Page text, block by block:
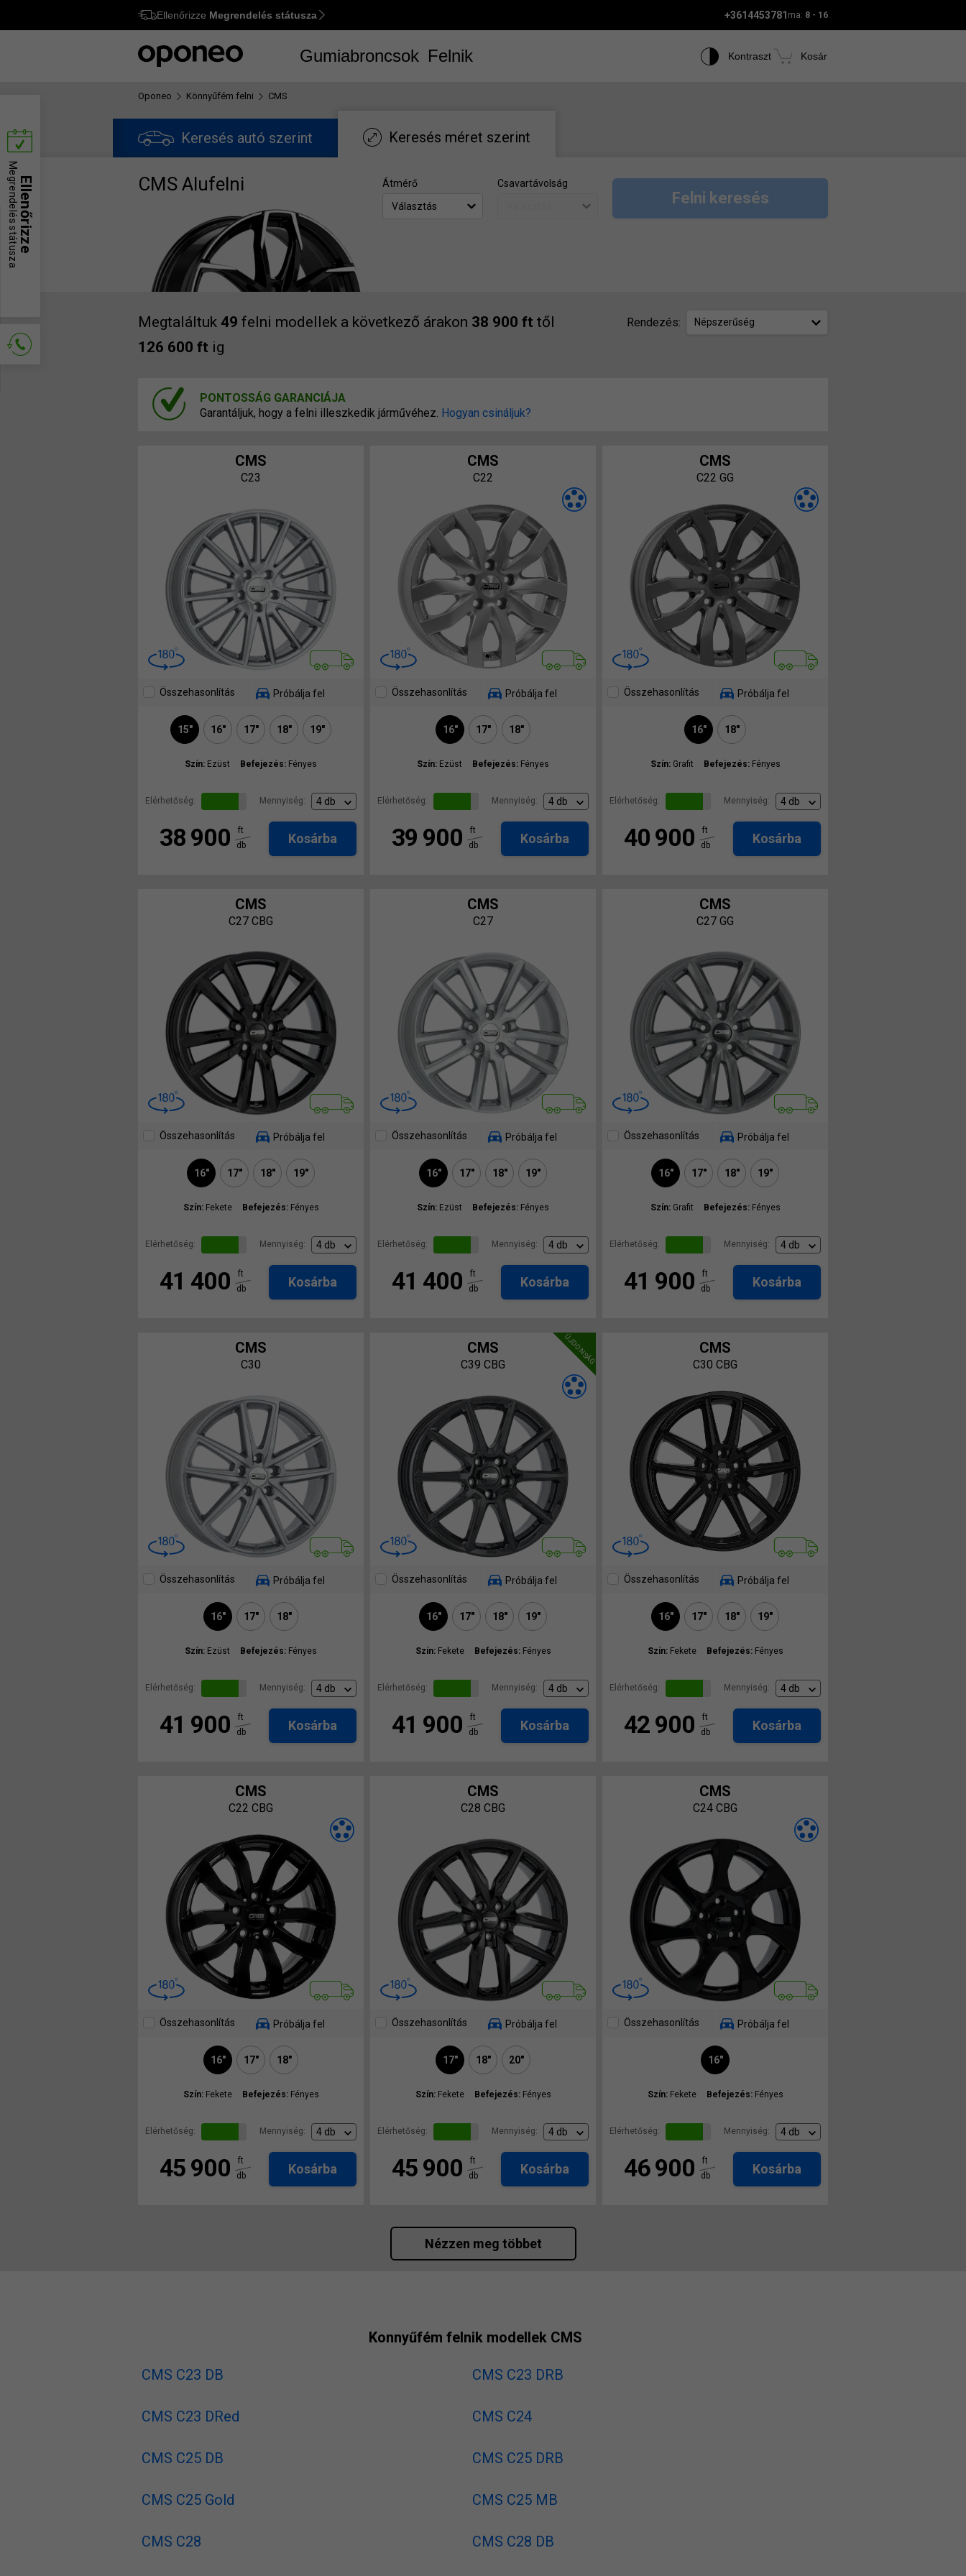
Ctrl M
Ellenőrizze Megrendelés státusza +3614453781 ma: 8 - 16
Gumiabroncsok Felnik Kontraszt Kosár
Oponeo Könnyűfém felni CMS
Keresés autó szerint Keresés méret szerint
CMS Alufelni Átmérő Csavartávolság
Felni keresés
Megtaláltuk 49 felni modellek a következő árakon 38 900 ft től
126 600 ft ig
Rendezés: Népszerűség
PONTOSSÁG GARANCIÁJA
Garantáljuk, hogy a felni illeszkedik járművéhez. Hogyan csináljuk?
CMS
C23
Összehasonlítás Próbálja fel
15" 16" 17" 18" 19"
Szín: Ezüst Befejezés: Fényes
Elérhetőség: Mennyiség:
38 900
ft
db
Kosárba
CMS
C22
Összehasonlítás Próbálja fel
16" 17" 18"
Szín: Ezüst Befejezés: Fényes
Elérhetőség: Mennyiség:
39 900
ft
db
Kosárba
CMS
C22 GG
Összehasonlítás Próbálja fel
16" 18"
Szín: Grafit Befejezés: Fényes
Elérhetőség: Mennyiség:
40 900
ft
db
Kosárba
CMS
C27 CBG
Összehasonlítás Próbálja fel
16" 17" 18" 19"
Szín: Fekete Befejezés: Fényes
Elérhetőség: Mennyiség:
41 400
ft
db
Kosárba
CMS
C27
Összehasonlítás Próbálja fel
16" 17" 18" 19"
Szín: Ezüst Befejezés: Fényes
Elérhetőség: Mennyiség:
41 400
ft
db
Kosárba
CMS
C27 GG
Összehasonlítás Próbálja fel
16" 17" 18" 19"
Szín: Grafit Befejezés: Fényes
Elérhetőség: Mennyiség:
41 900
ft
db
Kosárba
CMS
C30
Összehasonlítás Próbálja fel
16" 17" 18"
Szín: Ezüst Befejezés: Fényes
Elérhetőség: Mennyiség:
41 900
ft
db
Kosárba
ÚJDONSÁG
CMS
C39 CBG
Összehasonlítás Próbálja fel
16" 17" 18" 19"
Szín: Fekete Befejezés: Fényes
Elérhetőség: Mennyiség:
41 900
ft
db
Kosárba
CMS
C30 CBG
Összehasonlítás Próbálja fel
16" 17" 18" 19"
Szín: Fekete Befejezés: Fényes
Elérhetőség: Mennyiség:
42 900
ft
db
Kosárba
CMS
C22 CBG
Összehasonlítás Próbálja fel
16" 17" 18"
Szín: Fekete Befejezés: Fényes
Elérhetőség: Mennyiség:
45 900
ft
db
Kosárba
CMS
C28 CBG
Összehasonlítás Próbálja fel
17" 18" 20"
Szín: Fekete Befejezés: Fényes
Elérhetőség: Mennyiség:
45 900
ft
db
Kosárba
CMS
C24 CBG
Összehasonlítás Próbálja fel
16"
Szín: Fekete Befejezés: Fényes
Elérhetőség: Mennyiség:
46 900
ft
db
Kosárba
Nézzen meg többet
Konnyűfém felnik modellek CMS
CMS C23 DB CMS C23 DRB
CMS C23 DRed CMS C24
CMS C25 DB CMS C25 DRB
CMS C25 Gold CMS C25 MB
CMS C28 CMS C28 DB
Ellenőrizze
Megrendelés státusza